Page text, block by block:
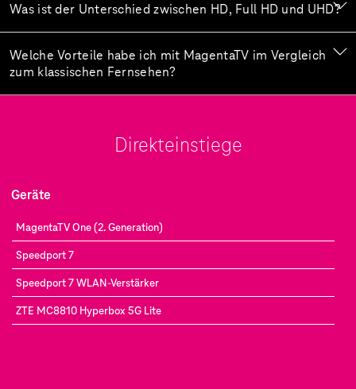
Was ist der Unterschied zwischen HD, Full HD und UHD?
Welche Vorteile habe ich mit MagentaTV im Vergleich
zum klassischen Fernsehen?
Direkteinstiege
Geräte
MagentaTV One (2. Generation)
Speedport 7
Speedport 7 WLAN-Verstärker
ZTE MC8810 Hyperbox 5G Lite